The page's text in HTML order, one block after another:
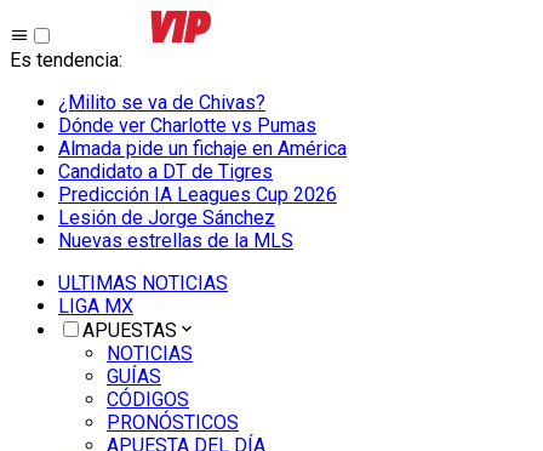
Es tendencia:
¿Milito se va de Chivas?
Dónde ver Charlotte vs Pumas
Almada pide un fichaje en América
Candidato a DT de Tigres
Predicción IA Leagues Cup 2026
Lesión de Jorge Sánchez
Nuevas estrellas de la MLS
ULTIMAS NOTICIAS
LIGA MX
APUESTAS
NOTICIAS
GUÍAS
CÓDIGOS
PRONÓSTICOS
APUESTA DEL DÍA